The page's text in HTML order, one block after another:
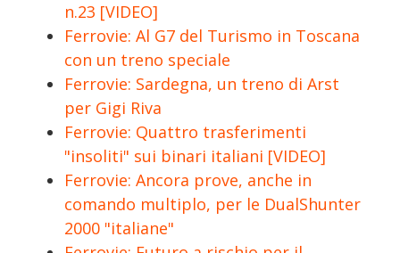
n.23 [VIDEO]
Ferrovie: Al G7 del Turismo in Toscana
con un treno speciale
Ferrovie: Sardegna, un treno di Arst
per Gigi Riva
Ferrovie: Quattro trasferimenti
"insoliti" sui binari italiani [VIDEO]
Ferrovie: Ancora prove, anche in
comando multiplo, per le DualShunter
2000 "italiane"